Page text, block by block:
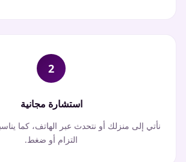
2
استشارة مجانية
نأتي إلى منزلك أو نتحدث عبر الهاتف، كما
التزام أو ضغط.